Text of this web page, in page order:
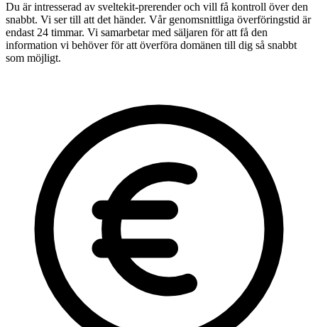
Du är intresserad av sveltekit-prerender och vill få kontroll över den
snabbt. Vi ser till att det händer. Vår genomsnittliga överföringstid är
endast 24 timmar. Vi samarbetar med säljaren för att få den
information vi behöver för att överföra domänen till dig så snabbt
som möjligt.